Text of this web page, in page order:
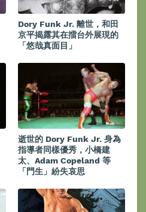
Dory Funk Jr. 離世，和田
京平揭露其在擂台外展現的
「悠哉真面目」
逝世的 Dory Funk Jr. 身為
指導者同樣優秀，小橋建
太、Adam Copeland 等
「門生」紛失哀思